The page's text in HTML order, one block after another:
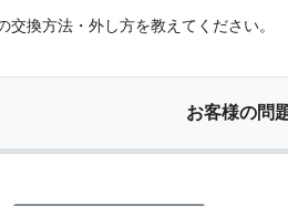
交換方法・外し方を教えてください。
お客様の問